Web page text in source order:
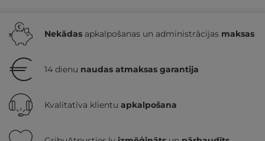
Nekādas apkalpošanas un administrācijas maksas
14 dienu naudas atmaksas garantija
Kvalitatīva klientu apkalpošana